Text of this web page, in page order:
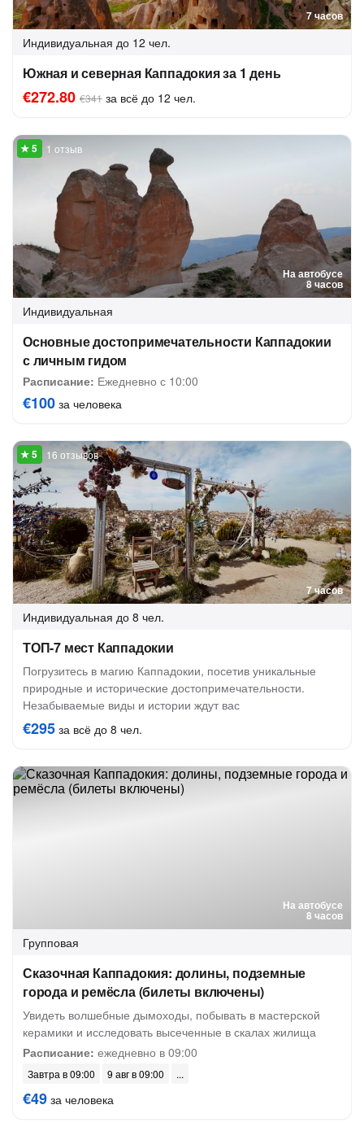
7 часов
Индивидуальная до 12 чел.
Южная и северная Каппадокия за 1 день
€272.80 €341 за всё до 12 чел.
На автобусе
8 часов
1 отзыв
Индивидуальная
Основные достопримечательности Каппадокии
с личным гидом
Расписание: Ежедневно с 10:00
€100 за человека
7 часов
16 отзывов
Индивидуальная до 8 чел.
ТОП-7 мест Каппадокии
Погрузитесь в магию Каппадокии, посетив уникальные
природные и исторические достопримечательности.
Незабываемые виды и истории ждут вас
€295 за всё до 8 чел.
На автобусе
8 часов
Групповая
Сказочная Каппадокия: долины, подземные
города и ремёсла (билеты включены)
Увидеть волшебные дымоходы, побывать в мастерской
керамики и исследовать высеченные в скалах жилища
Расписание: ежедневно в 09:00
Завтра в 09:00 9 авг в 09:00
€49 за человека